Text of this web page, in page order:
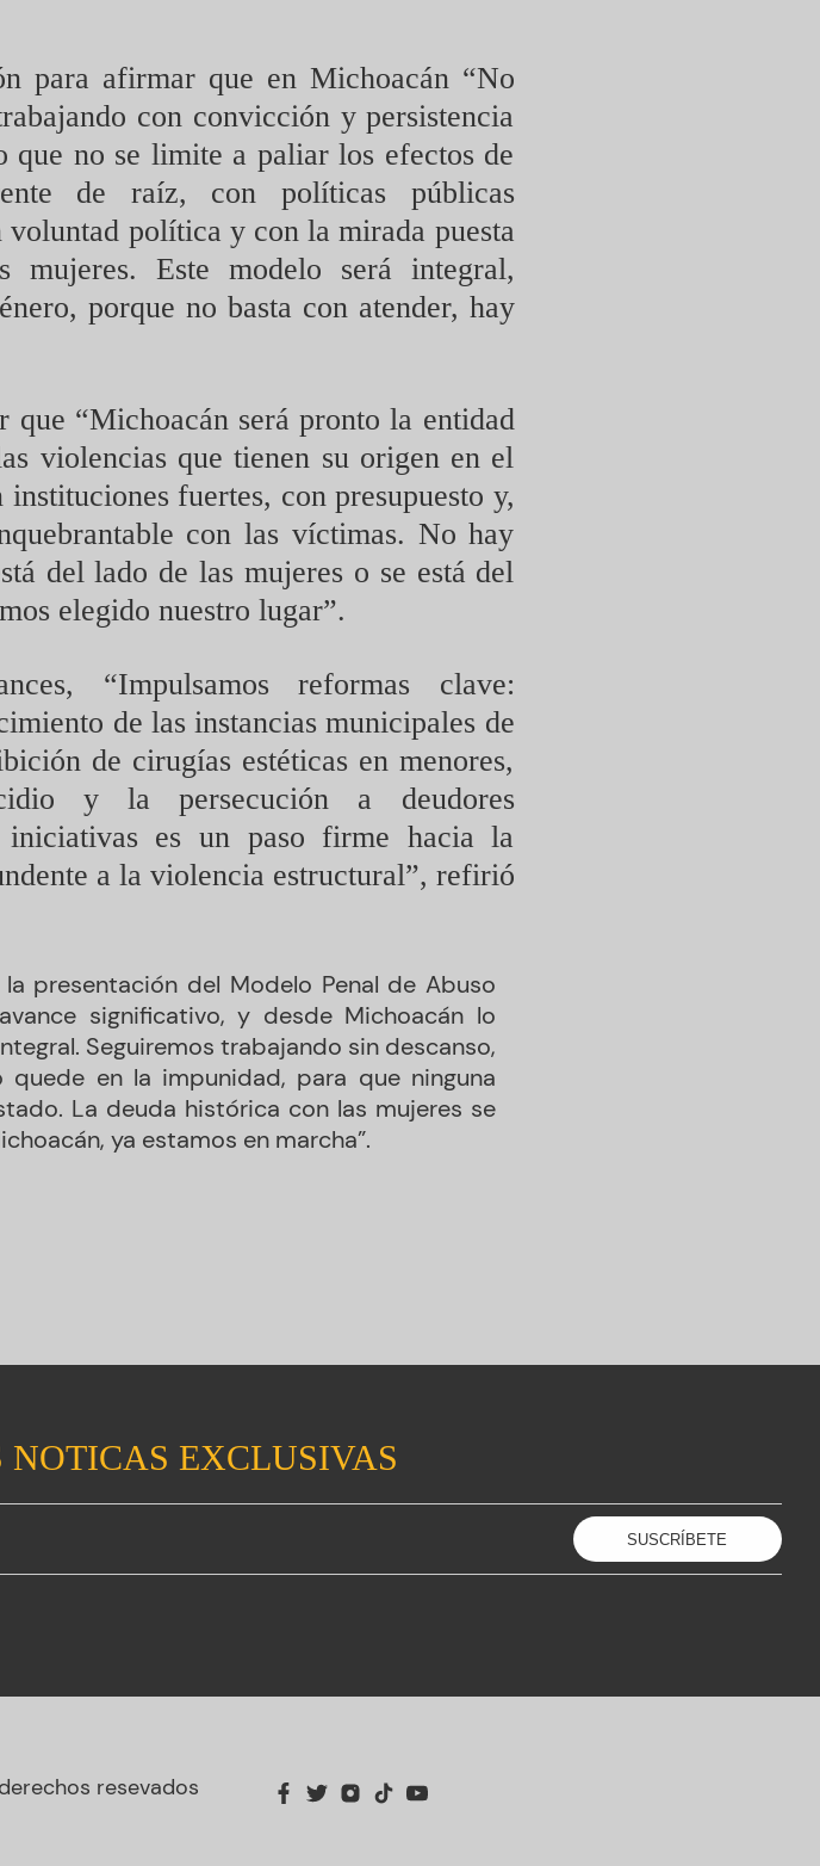
para afirmar que en Michoacán “No
con convicción y persistencia
que no se limite a paliar los efectos de
de raíz, con políticas públicas
política y con la mirada puesta
Este modelo será integral,
porque no basta con atender, hay
“Michoacán será pronto la entidad
violencias que tienen su origen en el
fuertes, con presupuesto y,
con las víctimas. No hay
del lado de las mujeres o se está del
elegido nuestro lugar”.
“Impulsamos reformas clave:
de las instancias municipales de
de cirugías estéticas en menores,
y la persecución a deudores
iniciativas es un paso firme hacia la
a la violencia estructural”, refirió
presentación del Modelo Penal de Abuso
significativo, y desde Michoacán lo
Seguiremos trabajando sin descanso,
en la impunidad, para que ninguna
La deuda histórica con las mujeres se
ya estamos en marcha”.
EXCLUSIVAS
resevados